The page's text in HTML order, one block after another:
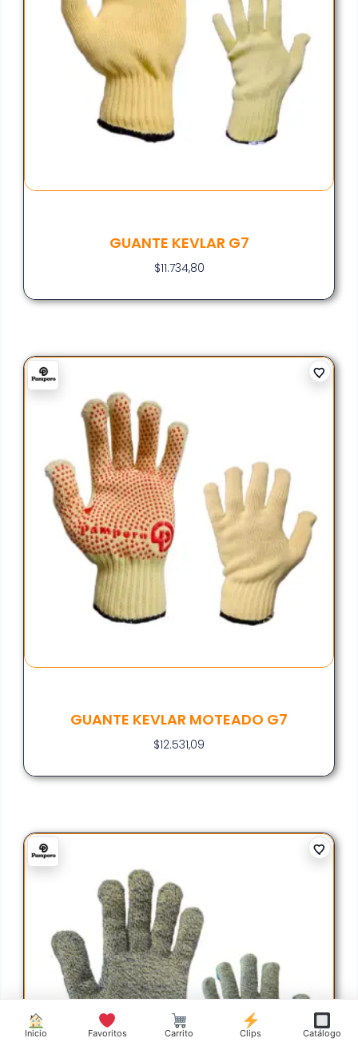
GUANTE KEVLAR G7
$11.734,80
GUANTE KEVLAR MOTEADO G7
$12.531,09
Inicio Favoritos Carrito Clips Catálogo